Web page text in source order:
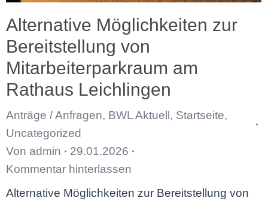
Alternative Möglichkeiten zur
Bereitstellung von
Mitarbeiterparkraum am
Rathaus Leichlingen
Anträge / Anfragen, BWL Aktuell , Startseite,
Uncategorized
Von admin
29.01.2026
Kommentar hinterlassen
Alternative Möglichkeiten zur Bereitstellung von